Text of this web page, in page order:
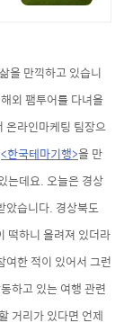
을 만끽하고있습니
외 팸투어를 다녀올
온라인마케팅 팀장으
<한국테마기행>을만
는데요. 오늘은 경상
았습니다. 경상북도
떡하니 올려져 있더라
여한 적이 있어서 그런
하고 있는 여행 관련
거리가 있다면 언제